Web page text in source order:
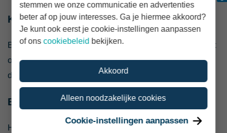
Kosten hypotheek
Bij ‘kosten hypotheek’ vind je de notariskosten voor het
opmaken van de hypotheekakte en het inschrijven van
de hypotheek bij het Kadaster, inclusief btw.
Eventuele kosten derden
Heb je een hypotheekadviseur of aankoopmakelaar
stemmen we onze communicatie en advertenties
beter af op jouw interesses. Ga je hiermee akkoord?
Je kunt ook eerst je cookie-instellingen aanpassen
of onscookiebeleid bekijken.
Akkoord
Alleen noodzakelijke cookies
Cookie-instellingen aanpassen